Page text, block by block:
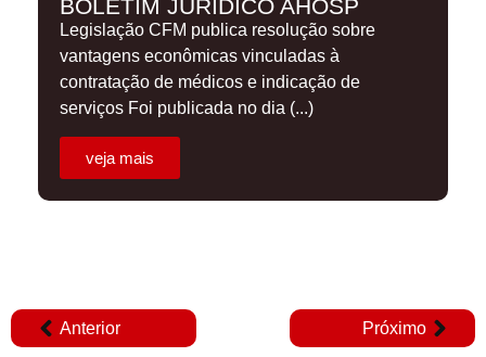
BOLETIM JURÍDICO AHOSP
Legislação CFM publica resolução sobre
vantagens econômicas vinculadas à
contratação de médicos e indicação de
serviços Foi publicada no dia (...)
veja mais
Anterior Próximo